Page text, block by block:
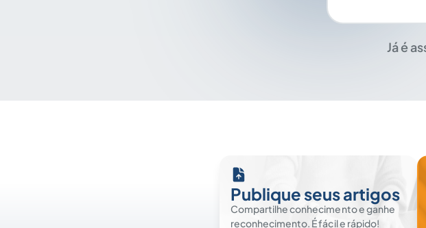
Já é
Publique seus artigos
Compartilhe conhecimento e ganhe
reconhecimento. É fácil e rápido!